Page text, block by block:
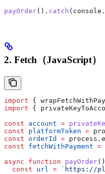
payOrder(). catch ( console .
2. Fetch（JavaScript）
import {
import {
const account =
const platformToken =
const orderId = process .
const fetchWithPayment =
async function payOrder
  const
url = `https://